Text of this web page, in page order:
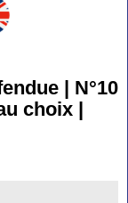
| N°10
choix |